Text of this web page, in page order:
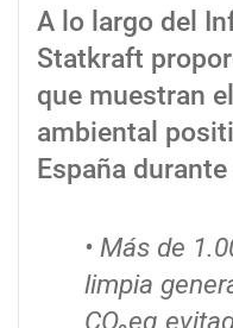
A lo largo del
Statkraft
que muestran
ambiental
España
• Más de
limpia
CO₂eq